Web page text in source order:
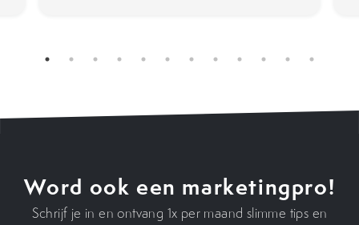
Word ook een marketingpro!
Schrijf je in en ontvang 1x per maand slimme tips en